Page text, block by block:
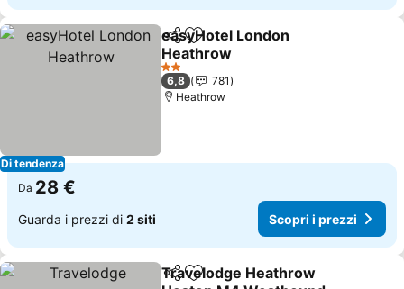
Di tendenza
CondividiAggiungi ai preferiti
easyHotel London
Heathrow
Scopri i prezzi
2 Stelle
6,8
781
Heathrow
Da 28 €
Guarda i prezzi di 2 siti Scopri i prezzi
CondividiAggiungi ai preferiti
Travelodge Heathrow